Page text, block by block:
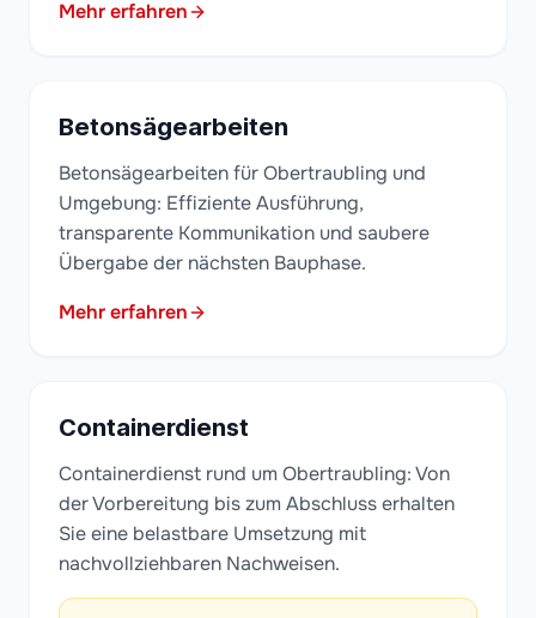
Mehr erfahren
Betonsägearbeiten
Betonsägearbeiten für Obertraubling und
Umgebung: Effiziente Ausführung,
transparente Kommunikation und saubere
Übergabe der nächsten Bauphase.
Mehr erfahren
Containerdienst
Containerdienst rund um Obertraubling: Von
der Vorbereitung bis zum Abschluss erhalten
Sie eine belastbare Umsetzung mit
nachvollziehbaren Nachweisen.